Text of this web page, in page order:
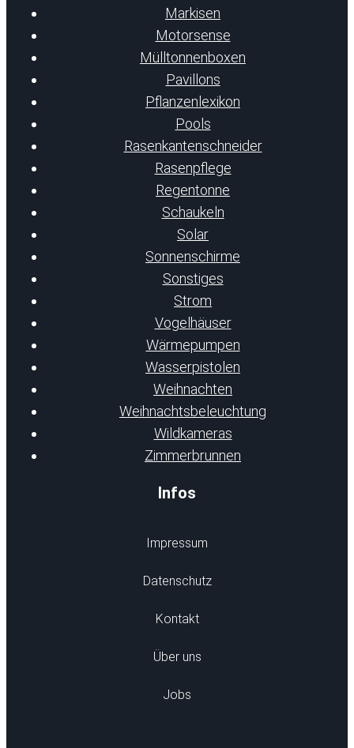
Markisen
Motorsense
Mülltonnenboxen
Pavillons
Pflanzenlexikon
Pools
Rasenkantenschneider
Rasenpflege
Regentonne
Schaukeln
Solar
Sonnenschirme
Sonstiges
Strom
Vogelhäuser
Wärmepumpen
Wasserpistolen
Weihnachten
Weihnachtsbeleuchtung
Wildkameras
Zimmerbrunnen
Infos
Impressum
Datenschutz
Kontakt
Über uns
Jobs